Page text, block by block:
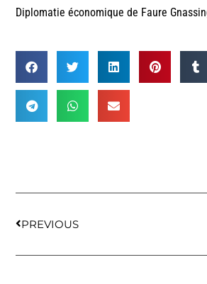
Diplomatie économique de Faure
PREVIOUS